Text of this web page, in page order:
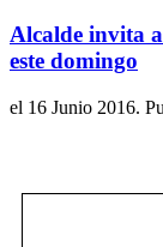
Alcalde invita
este domingo
el 16 Junio 2016.